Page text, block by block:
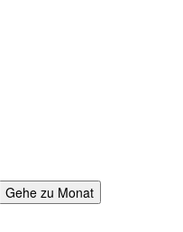
Gehe zu Monat